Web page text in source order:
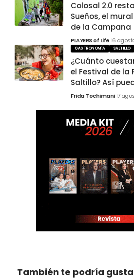
Colosal 2.0
Sueños, el
de la Campana
PLAYERS of Life 6
GASTRONOMÍA SALTILLO
¿Cuánto
el Festival de la
Saltillo? Así
Frida Tochimani 7
También te podría